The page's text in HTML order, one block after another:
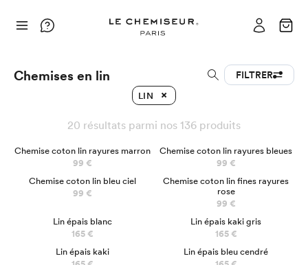
Chemises en lin FILTRER
LIN
20 résultats parmi nos 136 produits
Chemise coton lin rayures marron
99 €
Chemise coton lin rayures bleues
99 €
Chemise coton lin bleu ciel
99 €
Chemise coton lin fines rayures
rose
99 €
Lin épais blanc
165 €
Lin épais kaki gris
165 €
Lin épais kaki
Lin épais bleu cendré